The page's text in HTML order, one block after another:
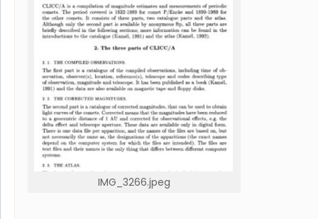
IMG_3266.jpeg